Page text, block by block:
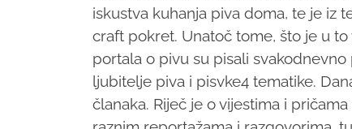
iskustva kuhanja piva doma, te je iz
craft pokret. Unatoč tome, što je u
portala o pivu su pisali
ljubitelje piva i pisvke4 tematike.
članaka. Riječ je o vijestima i